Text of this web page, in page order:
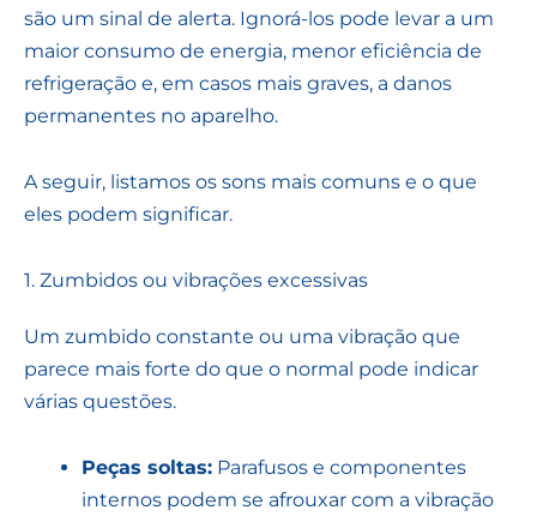
são um sinal de alerta. Ignorá-los pode levar a um
maior consumo de energia, menor eficiência de
refrigeração e, em casos mais graves, a danos
permanentes no aparelho.
A seguir, listamos os sons mais comuns e o que
eles podem significar.
1. Zumbidos ou vibrações excessivas
Um zumbido constante ou uma vibração que
parece mais forte do que o normal pode indicar
várias questões.
Peças soltas: Parafusos e componentes
internos podem se afrouxar com a vibração